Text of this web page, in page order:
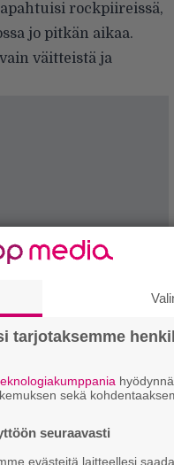
rockpiireissä,
jo pitkän aikaa.
väitteistä ja
tarjotaksemme
sekä
seuraavasti
evästeitä laitteellesi